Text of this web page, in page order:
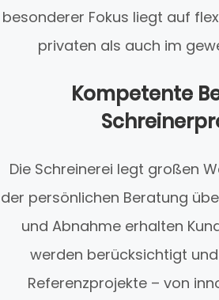
besonderer Fokus liegt auf
privaten als auch im
Kompetente
Die Schreinerei legt großen
der persönlichen Beratung
und Abnahme erhalten
werden berücksichtigt
Referenzprojekte – von